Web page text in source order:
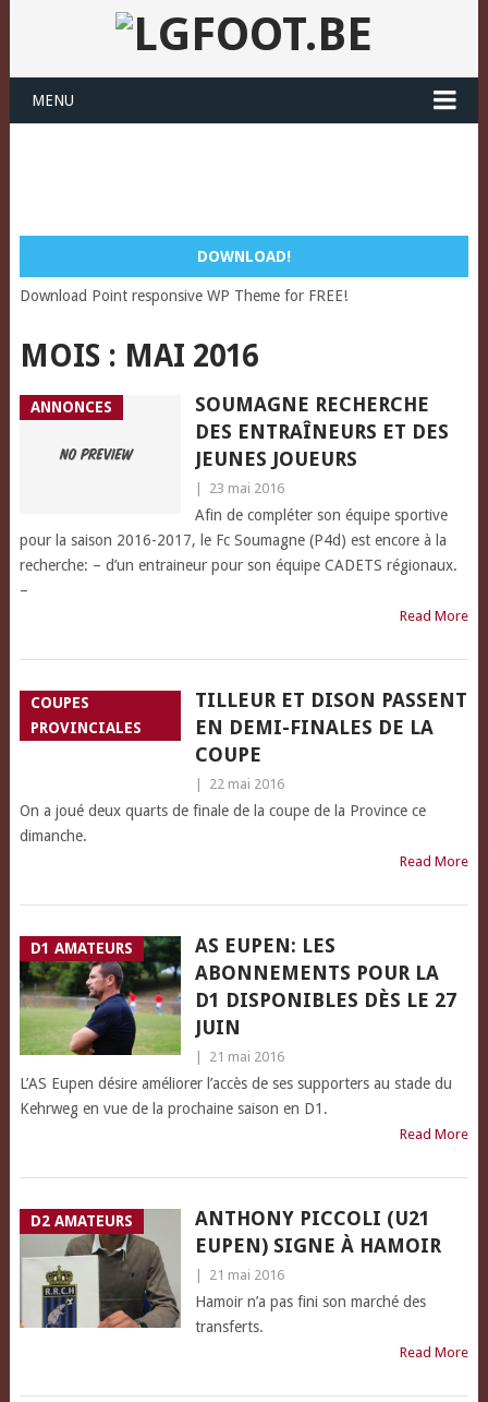
MENU
DOWNLOAD!
Download Point responsive WP Theme for FREE!
MOIS : MAI 2016
ANNONCES
SOUMAGNE RECHERCHE
DES ENTRAÎNEURS ET DES
JEUNES JOUEURS
23 mai 2016
Afin de compléter son équipe sportive
pour la saison 2016-2017, le Fc Soumagne (P4d) est encore à la
recherche: – d’un entraineur pour son équipe CADETS régionaux.
–
Read More
COUPES
PROVINCIALES
TILLEUR ET DISON PASSENT
EN DEMI-FINALES DE LA
COUPE
22 mai 2016
On a joué deux quarts de finale de la coupe de la Province ce
dimanche.
Read More
D1 AMATEURS
AS EUPEN: LES
ABONNEMENTS POUR LA
D1 DISPONIBLES DÈS LE 27
JUIN
21 mai 2016
L’AS Eupen désire améliorer l’accès de ses supporters au stade du
Kehrweg en vue de la prochaine saison en D1.
Read More
D2 AMATEURS
ANTHONY PICCOLI (U21
EUPEN) SIGNE À HAMOIR
21 mai 2016
Hamoir n’a pas fini son marché des
transferts.
Read More